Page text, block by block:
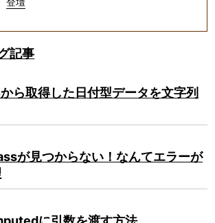
記事
ら取得した日付型データを文字列
が見つからない！なんてエラーが